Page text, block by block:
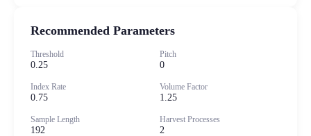
Recommended Parameters
Threshold
0.25
Pitch
0
Index Rate
0.75
Volume Factor
1.25
Sample Length
192
Harvest Processes
2